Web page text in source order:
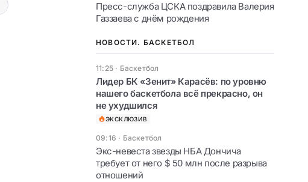
Пресс-служба ЦСКА поздравила Валерия
Газзаева с днём рождения
НОВОСТИ. БАСКЕТБОЛ
11:25 · Баскетбол
Лидер БК «Зенит» Карасёв: по уровню
нашего баскетбола всё прекрасно, он
не ухудшился
ЭКСКЛЮЗИВ
09:16 · Баскетбол
Экс-невеста звезды НБА Дончича
требует от него $ 50 млн после разрыва
отношений